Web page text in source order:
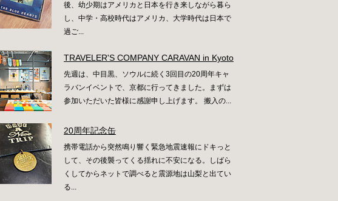
後、幼少期はアメリカと日本を行き来しながら暮ら
し、中学・高校時代はアメリカ、大学時代は日本で
過ご...
TRAVELER'S COMPANY CARAVAN in Kyoto
先週は、中目黒、ソウルに続く3回目の20周年キャ
ラバンイベントで、京都に行ってきました。まずは
参加いただいた皆様に感謝申し上げます。 搬入の...
20周年記念缶
携帯電話から突然鳴り響く緊急地震速報にドキっと
して、その後襲ってくる揺れに不安になる。しばら
くしてからネットで調べると震源地は山梨と出てい
る...